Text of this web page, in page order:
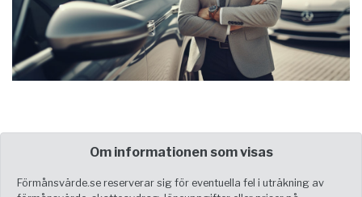
Om informationen som visas
Förmånsvärde.se reserverar sig för eventuella fel i uträkning av